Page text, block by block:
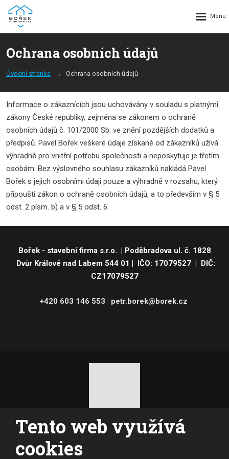
Rozbalení
Ochrana osobních údajů
Úvodní stránka Ochrana osobních údajů
Informace o zákaznících jsou uchovávány v souladu s platnými
zákony České republiky, zejména se zákonem o ochraně
osobních údajů č. 101/2000 Sb. ve znění pozdějších dodatků a
předpisů. Pavel Bořek veškeré údaje získané od zákazníků užívá
výhradně pro vnitřní potřebu společnosti a neposkytuje je třetím
osobám. Bez výslovného souhlasu zákazníků nakládá Pavel
Bořek s jejich osobními údaji pouze a výhradně v rozsahu, který
připouští zákon o ochraně osobních údajů, a to především v § 5
odst. 2 písm. b) a v § 5 odst. 6.
Bořek - stavební firma s.r.o. | Poděbradova ul. č. 1828
Dvůr Králové nad Labem 544 01 | IČO: 17079527 | DIČ:
CZ17079527
+420 603 146 553 | petr.borek@borek.cz
© 2026, vytvořila eBRÁNA s.r.o.
Podmínky použití
Tento web využívá
cookies